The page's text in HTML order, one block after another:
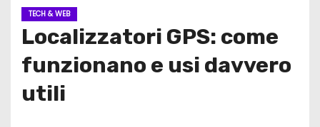
TECH & WEB
Localizzatori GPS: come
funzionano e usi davvero
utili